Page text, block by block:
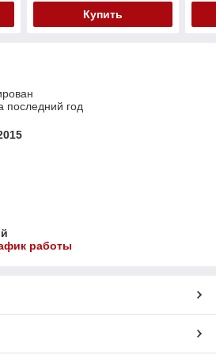
Купить
последний год
работы